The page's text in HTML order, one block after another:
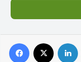
Facebook